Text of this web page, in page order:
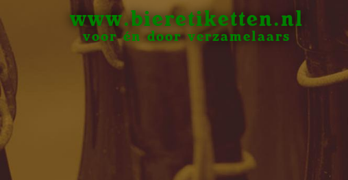
www.bieretiketten.nl
voor én door verzamelaars